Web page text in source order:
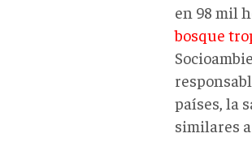
en 98 mil
bosque
países, la
similares